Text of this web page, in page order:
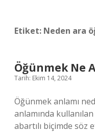
Etiket: Neden ara
Öğünmek Ne
Tarih: Ekim 14, 2024
Öğünmek anlamı
anlamında
abartılı biçimde söz